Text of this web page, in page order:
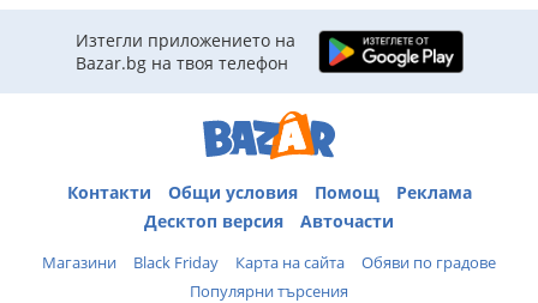
Изтегли приложението на
Bazar.bg на твоя телефон
Контакти Общи условия Помощ
Реклама
Десктоп версия
Авточасти
Магазини Black Friday Карта на сайта
Обяви по градове
Популярни търсения